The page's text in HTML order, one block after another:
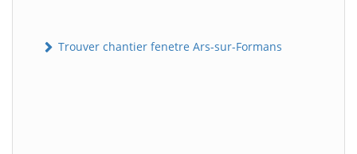
Trouver chantier fenetre Ars-sur-Formans